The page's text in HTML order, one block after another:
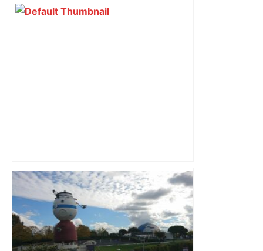
Augustins
Les ouvriers de l'usine Fibre Excellence
se mobilisent à Toulouse contre la
fermeture de l'entreprise dans le
Comminges – francebleu.fr